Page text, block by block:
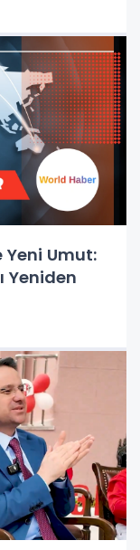
Umut:
Yeniden